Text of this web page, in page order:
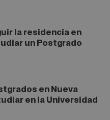
la residencia en
un Postgrado
en Nueva
en la Universidad